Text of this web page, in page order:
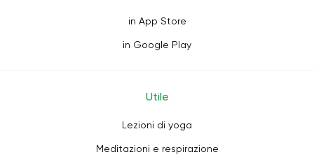
in App Store
in Google Play
Utile
Lezioni di yoga
Meditazioni e respirazione